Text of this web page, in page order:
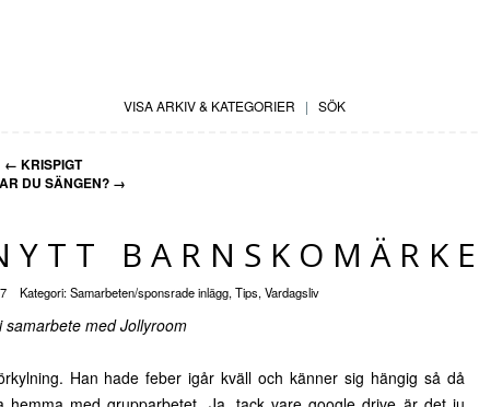
VISA ARKIV & KATEGORIER | SÖK
← KRISPIGT
DU SÄNGEN? →
Kategori:Samarbeten/sponsrade inlägg, Tips, Vardagsliv
samarbete med Jollyroom
Han hade feber igår kväll och känner sig hängig så då